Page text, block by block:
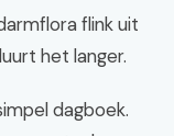
flink uit
het langer.
dagboek.